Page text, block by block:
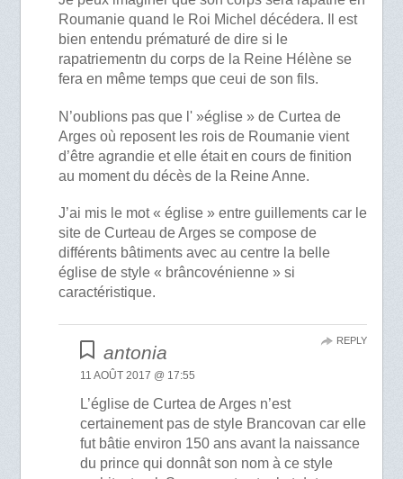
Roumanie quand le Roi Michel décédera. Il est
bien entendu prématuré de dire si le
rapatriementn du corps de la Reine Hélène se
fera en même temps que ceui de son fils.
N’oublions pas que l' »église » de Curtea de
Arges où reposent les rois de Roumanie vient
d’être agrandie et elle était en cours de finition
au moment du décès de la Reine Anne.
J’ai mis le mot « église » entre guillements car le
site de Curteau de Arges se compose de
différents bâtiments avec au centre la belle
église de style « brâncovénienne » si
caractéristique.
antonia
11 AOÛT 2017 @ 17:55
L’église de Curtea de Arges n’est
certainement pas de style Brancovan car elle
fut bâtie environ 150 ans avant la naissance
du prince qui donnât son nom à ce style
REPLY